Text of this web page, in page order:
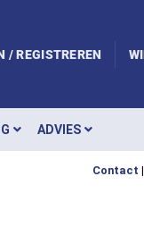
/ REGISTREREN
ADVIES
Contact |